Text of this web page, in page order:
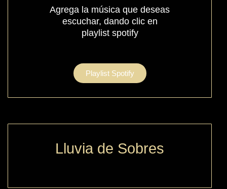
Agrega la música que deseas
escuchar, dando clic en
playlist spotify
Playlist Spotify
Lluvia de Sobres